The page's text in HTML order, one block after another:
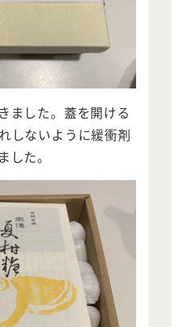
ました。蓋を開ける
しないように緩衝剤
した。